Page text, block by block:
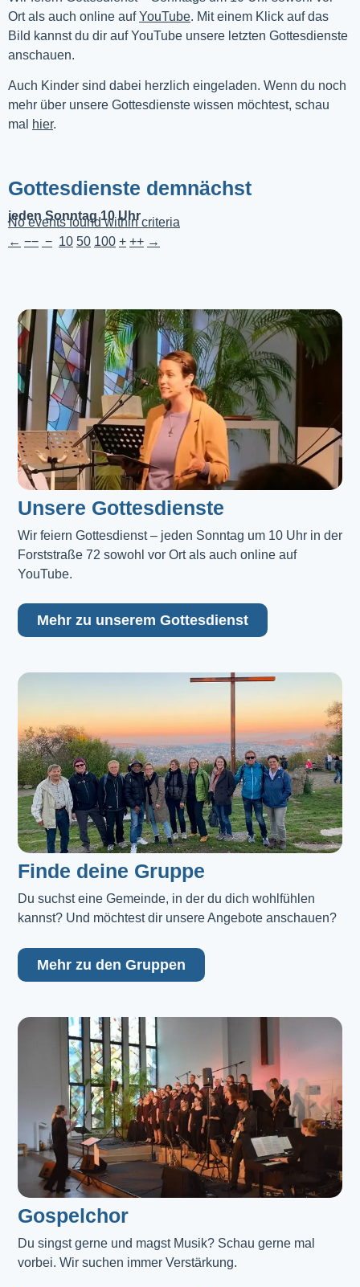
Ort als auch online auf YouTube. Mit einem Klick auf das
Bild kannst du dir auf YouTube unsere letzten Gottesdienste
anschauen.
Auch Kinder sind dabei herzlich eingeladen. Wenn du noch
mehr über unsere Gottesdienste wissen möchtest, schau
mal
hier.
Gottesdienste demnächst
jeden Sonntag 10 Uhr
No events found within criteria
← −− − 10 50 100 + ++ →
Unsere Gottesdienste
Wir feiern Gottesdienst – jeden Sonntag um 10 Uhr in der
Forststraße 72 sowohl vor Ort als auch online auf
YouTube.
Mehr zu unserem Gottesdienst
Finde deine Gruppe
Du suchst eine Gemeinde, in der du dich wohlfühlen
kannst? Und möchtest dir unsere Angebote anschauen?
Mehr zu den Gruppen
Gospelchor
Du singst gerne und magst Musik? Schau gerne mal
vorbei. Wir suchen immer Verstärkung.